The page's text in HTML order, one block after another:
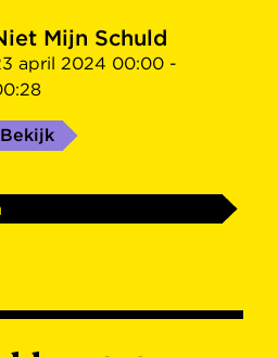
Mijn Schuld
april 2024 00:00 -
Bekijk